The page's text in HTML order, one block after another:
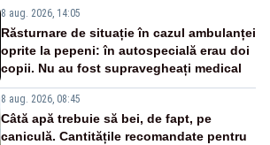
8 aug. 2026, 14:05
Răsturnare de situație în cazul ambulanței
oprite la pepeni: în autospecială erau doi
copii. Nu au fost supravegheați medical
8 aug. 2026, 08:45
Câtă apă trebuie să bei, de fapt, pe
caniculă. Cantitățile recomandate pentru